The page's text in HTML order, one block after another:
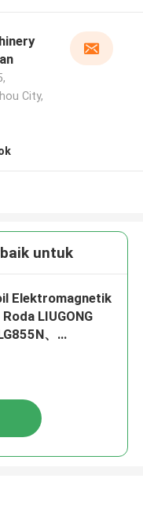
City,
untuk
Elektromagnetik
LIUGONG
、